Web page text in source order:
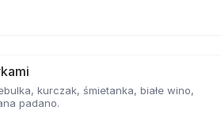
kurczak, śmietanka, białe wino,
padano.